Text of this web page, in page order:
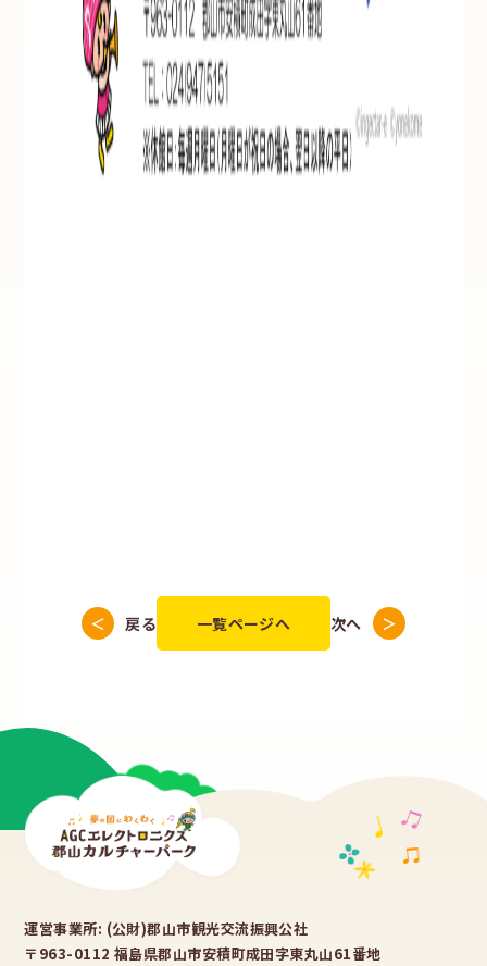
戻る 一覧ページへ 次へ
運営事業所: (公財)郡山市観光交流振興公社
〒963-0112 福島県郡山市安積町成田字東丸山61番地